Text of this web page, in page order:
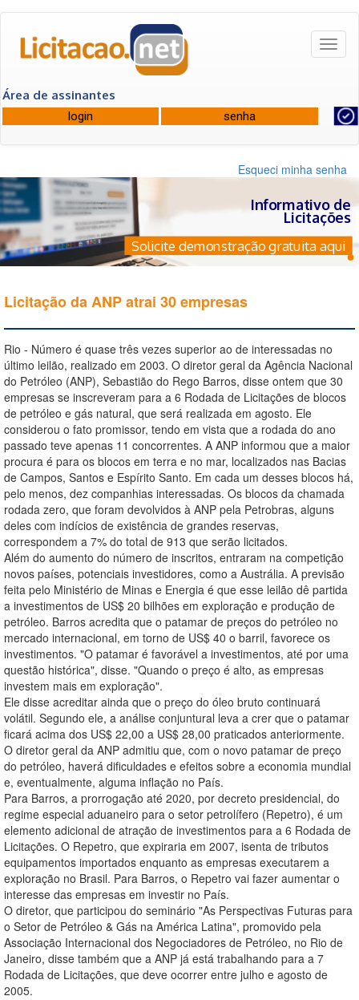
Área de assinantes
Esqueci minha senha
Informativo de
Licitações
Solicite demonstração gratuita aqui
Licitação da ANP atrai 30 empresas
Rio - Número é quase três vezes superior ao de interessadas no
último leilão, realizado em 2003. O diretor geral da Agência Nacional
do Petróleo (ANP), Sebastião do Rego Barros, disse ontem que 30
empresas se inscreveram para a 6 Rodada de Licitações de blocos
de petróleo e gás natural, que será realizada em agosto. Ele
considerou o fato promissor, tendo em vista que a rodada do ano
passado teve apenas 11 concorrentes. A ANP informou que a maior
procura é para os blocos em terra e no mar, localizados nas Bacias
de Campos, Santos e Espírito Santo. Em cada um desses blocos há,
pelo menos, dez companhias interessadas. Os blocos da chamada
rodada zero, que foram devolvidos à ANP pela Petrobras, alguns
deles com indícios de existência de grandes reservas,
correspondem a 7% do total de 913 que serão licitados.
Além do aumento do número de inscritos, entraram na competição
novos países, potenciais investidores, como a Austrália. A previsão
feita pelo Ministério de Minas e Energia é que esse leilão dê partida
a investimentos de US$ 20 bilhões em exploração e produção de
petróleo. Barros acredita que o patamar de preços do petróleo no
mercado internacional, em torno de US$ 40 o barril, favorece os
investimentos. "O patamar é favorável a investimentos, até por uma
questão histórica", disse. "Quando o preço é alto, as empresas
investem mais em exploração".
Ele disse acreditar ainda que o preço do óleo bruto continuará
volátil. Segundo ele, a análise conjuntural leva a crer que o patamar
ficará acima dos US$ 22,00 a US$ 28,00 praticados anteriormente.
O diretor geral da ANP admitiu que, com o novo patamar de preço
do petróleo, haverá dificuldades e efeitos sobre a economia mundial
e, eventualmente, alguma inflação no País.
Para Barros, a prorrogação até 2020, por decreto presidencial, do
regime especial aduaneiro para o setor petrolífero (Repetro), é um
elemento adicional de atração de investimentos para a 6 Rodada de
Licitações. O Repetro, que expiraria em 2007, isenta de tributos
equipamentos importados enquanto as empresas executarem a
exploração no Brasil. Para Barros, o Repetro vai fazer aumentar o
interesse das empresas em investir no País.
O diretor, que participou do seminário "As Perspectivas Futuras para
o Setor de Petróleo & Gás na América Latina", promovido pela
Associação Internacional dos Negociadores de Petróleo, no Rio de
Janeiro, disse também que a ANP já está trabalhando para a 7
Rodada de Licitações, que deve ocorrer entre julho e agosto de
2005.